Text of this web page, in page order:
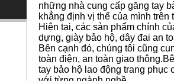
những nhà cung cấp găng tay
khẳng định vị thế của mình
Hiện tại, các sản phẩm chính
dựng, giày bảo hộ, dây đai an
Bên cạnh đó, chúng tôi cũng
toàn điện, an toàn giao
tay bảo hộ lao động trang